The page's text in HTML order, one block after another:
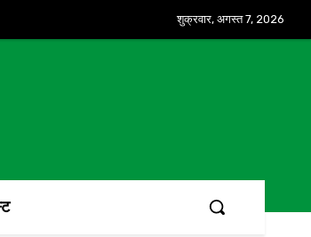
शुक्रवार, अगस्त 7, 2026